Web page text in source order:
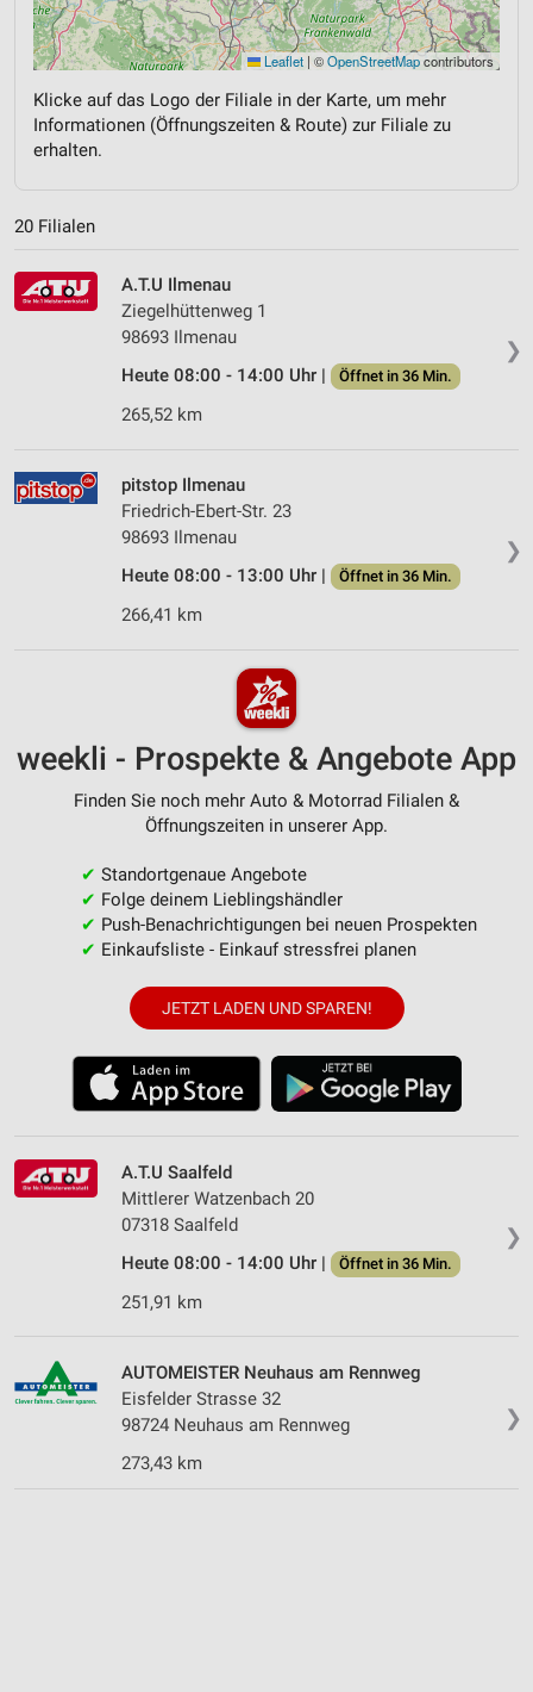
Leaflet | ©OpenStreetMapcontributors
Klicke auf das Logo der Filiale in der Karte, um mehr
Informationen (Öffnungszeiten & Route) zur Filiale zu
erhalten.
20 Filialen
❯
A.T.U Ilmenau
Ziegelhüttenweg 1
98693 Ilmenau
Heute 08:00 - 14:00 Uhr |
Öffnet in 36 Min.
265,52 km
❯
pitstop Ilmenau
Friedrich-Ebert-Str. 23
98693 Ilmenau
Heute 08:00 - 13:00 Uhr |
Öffnet in 36 Min.
266,41 km
weekli - Prospekte & Angebote App
Finden Sie noch mehr Auto & Motorrad Filialen &
Öffnungszeiten in unserer App.
✔ Standortgenaue Angebote
✔ Folge deinem Lieblingshändler
✔ Push-Benachrichtigungen bei neuen Prospekten
✔ Einkaufsliste - Einkauf stressfrei planen
JETZT LADEN UND SPAREN!
❯
A.T.U Saalfeld
Mittlerer Watzenbach 20
07318 Saalfeld
Heute 08:00 - 14:00 Uhr |
Öffnet in 36 Min.
251,91 km
❯
AUTOMEISTER Neuhaus am Rennweg
Eisfelder Strasse 32
98724 Neuhaus am Rennweg
273,43 km